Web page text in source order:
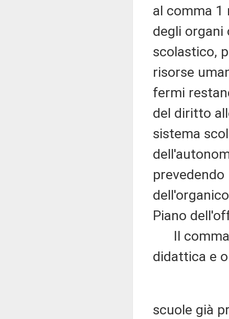
al comma
degli organi
scolastico,
risorse
fermi
del diritto
sistema
Piano
Il comma
didattica e
scuole già